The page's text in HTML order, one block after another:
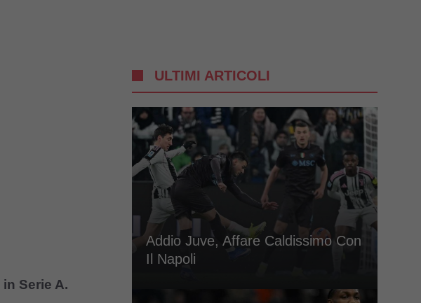
Serie A.
ULTIMI ARTICOLI
Addio Juve, Affare Caldissimo Con
Il Napoli